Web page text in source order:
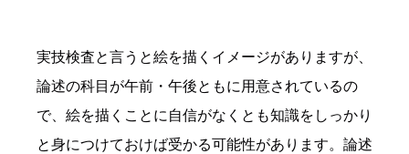
実技検査と言うと絵を描くイメージがありますが、
論述の科目が午前・午後ともに用意されているの
で、絵を描くことに自信がなくとも知識をしっかり
と身につけておけば受かる可能性があります。論述